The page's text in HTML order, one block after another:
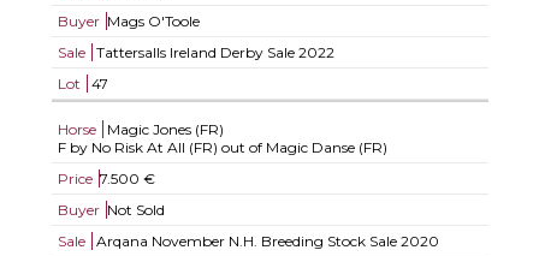
Buyer Mags O'Toole
Sale
Tattersalls Ireland Derby Sale 2022
Lot
47
Horse
Magic Jones (FR)
F by No Risk At All (FR) out of Magic Danse (FR)
Price 7.500 €
Buyer Not Sold
Sale
Arqana November N.H. Breeding Stock Sale 2020